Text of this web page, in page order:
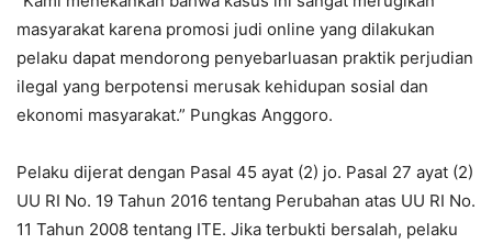
masyarakat karena promosi judi online yang dilakukan
pelaku dapat mendorong penyebarluasan praktik perjudian
ilegal yang berpotensi merusak kehidupan sosial dan
ekonomi masyarakat.” Pungkas Anggoro.
Pelaku dijerat dengan Pasal 45 ayat (2) jo. Pasal 27 ayat (2)
UU RI No. 19 Tahun 2016 tentang Perubahan atas UU RI No.
11 Tahun 2008 tentang ITE. Jika terbukti bersalah, pelaku